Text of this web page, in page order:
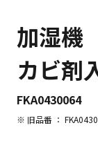
加湿機
カビ剤
FKA0430064
※ 旧品番 ：